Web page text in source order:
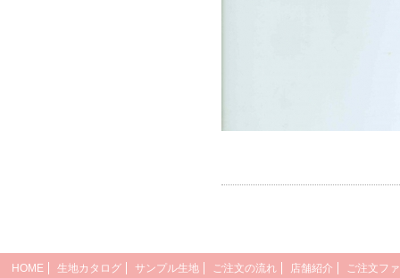
HOME 生地カタログ サンプル生地 ご注文の流れ 店舗紹介 ご注文フ